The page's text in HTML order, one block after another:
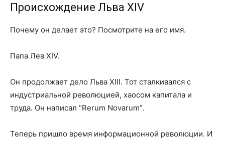
Происхождение Льва XIV
Почему он делает это? Посмотрите на его имя.
Папа Лев XIV.
Он продолжает дело Льва XIII. Тот сталкивался с
индустриальной революцией, хаосом капитала и
труда. Он написал “Rerum Novarum”.
Теперь пришло время информационной революции. И